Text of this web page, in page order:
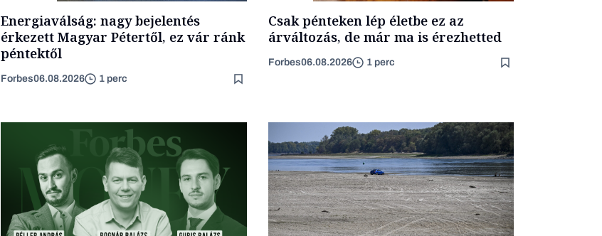
Energiaválság: nagy bejelentés
érkezett Magyar Pétertől, ez vár ránk
péntektől
Forbes06.08.2026 1 perc
Csak pénteken lép életbe ez az
árváltozás, de már ma is érezhetted
Forbes06.08.2026 1 perc